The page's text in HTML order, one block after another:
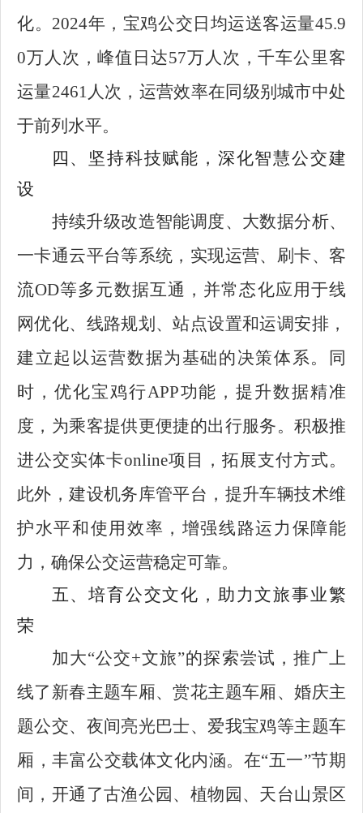
化。2024年，宝鸡公交日均运送客运量45.9
0万人次，峰值日达57万人次，千车公里客
运量2461人次，运营效率在同级别城市中处
于前列水平。
四、坚持科技赋能，深化智慧公交建
设
持续升级改造智能调度、大数据分析、
一卡通云平台等系统，实现运营、刷卡、客
流OD等多元数据互通，并常态化应用于线
网优化、线路规划、站点设置和运调安排，
建立起以运营数据为基础的决策体系。同
时，优化宝鸡行APP功能，提升数据精准
度，为乘客提供更便捷的出行服务。积极推
进公交实体卡online项目，拓展支付方式。
此外，建设机务库管平台，提升车辆技术维
护水平和使用效率，增强线路运力保障能
力，确保公交运营稳定可靠。
五、培育公交文化，助力文旅事业繁
荣
加大“公交+文旅”的探索尝试，推广上
线了新春主题车厢、赏花主题车厢、婚庆主
题公交、夜间亮光巴士、爱我宝鸡等主题车
厢，丰富公交载体文化内涵。在“五一”节期
间，开通了古渔公园、植物园、天台山景区